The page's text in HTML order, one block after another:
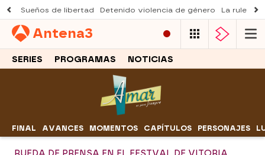
Sueños de libertad Detenido violencia de género La ruleta
Antena3
SERIES PROGRAMAS NOTICIAS
FINAL AVANCES MOMENTOS CAPÍTULOS PERSONAJES